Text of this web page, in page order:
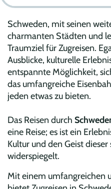
Schweden, mit seinen
charmanten Städten und
Traumziel für Zugreisen.
Ausblicke, kulturelle
entspannte Möglichkeit,
das umfangreiche
jeden etwas zu bieten.
Das Reisen durch
eine Reise; es ist ein
Kultur und den Geist
widerspiegelt.
Mit einem umfangreichen